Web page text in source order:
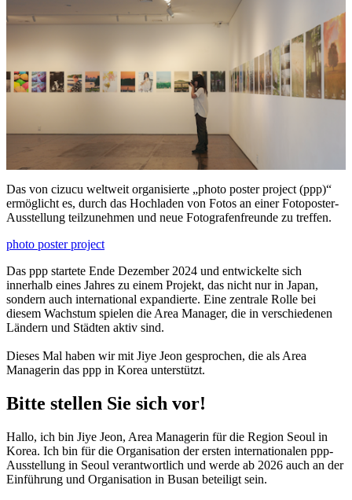
Das von cizucu weltweit organisierte „photo poster project (ppp)“
ermöglicht es, durch das Hochladen von Fotos an einer Fotoposter-
Ausstellung teilzunehmen und neue Fotografenfreunde zu treffen.
photo poster project
Das ppp startete Ende Dezember 2024 und entwickelte sich
innerhalb eines Jahres zu einem Projekt, das nicht nur in Japan,
sondern auch international expandierte. Eine zentrale Rolle bei
diesem Wachstum spielen die Area Manager, die in verschiedenen
Ländern und Städten aktiv sind.
Dieses Mal haben wir mit Jiye Jeon gesprochen, die als Area
Managerin das ppp in Korea unterstützt.
Bitte stellen Sie sich vor!
Hallo, ich bin Jiye Jeon, Area Managerin für die Region Seoul in
Korea. Ich bin für die Organisation der ersten internationalen ppp-
Ausstellung in Seoul verantwortlich und werde ab 2026 auch an der
Einführung und Organisation in Busan beteiligt sein.